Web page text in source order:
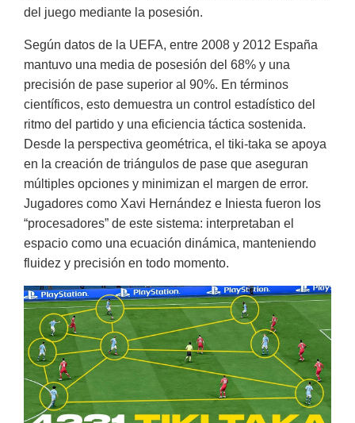
del juego mediante la posesión.
Según datos de la UEFA, entre 2008 y 2012 España
mantuvo una media de posesión del 68% y una
precisión de pase superior al 90%. En términos
científicos, esto demuestra un control estadístico del
ritmo del partido y una eficiencia táctica sostenida.
Desde la perspectiva geométrica, el tiki-taka se apoya
en la creación de triángulos de pase que aseguran
múltiples opciones y minimizan el margen de error.
Jugadores como Xavi Hernández e Iniesta fueron los
“procesadores” de este sistema: interpretaban el
espacio como una ecuación dinámica, manteniendo
fluidez y precisión en todo momento.